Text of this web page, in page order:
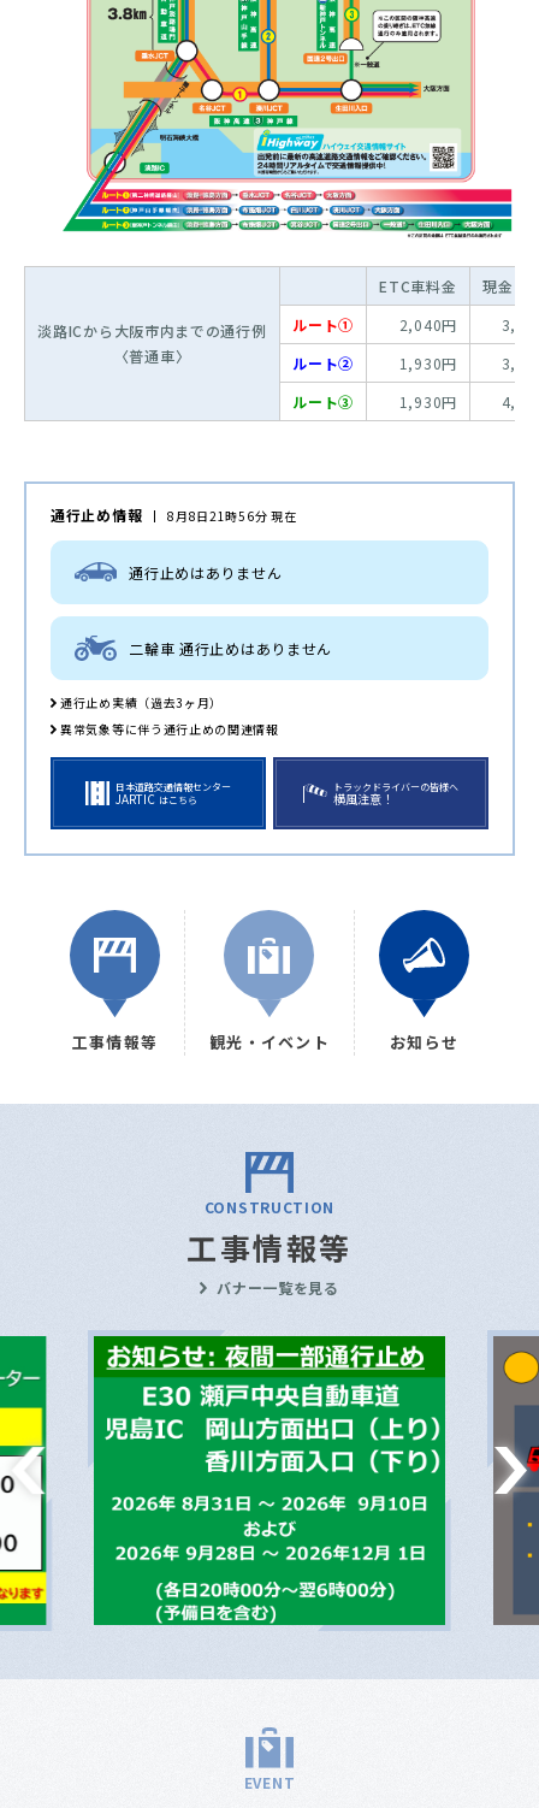
淡路ICから大阪市内までの通行例
〈普通車〉
ETC車料金
現金車
ルート①
2,040円
ルート②
1,930円
ルート③
1,930円
通行止め情報 8月8日21時56分 現在
通行止めはありません
二輪車 通行止めはありません
通行止め実績（過去3ヶ月）
異常気象等に伴う通行止めの関連情報
日本道路交通情報センター
JARTIC はこちら
トラックドライバーの皆様へ
横風注意！
工事情報等 観光・イベント お知らせ
CONSTRUCTION
工事情報等
バナー一覧を見る
EVENT